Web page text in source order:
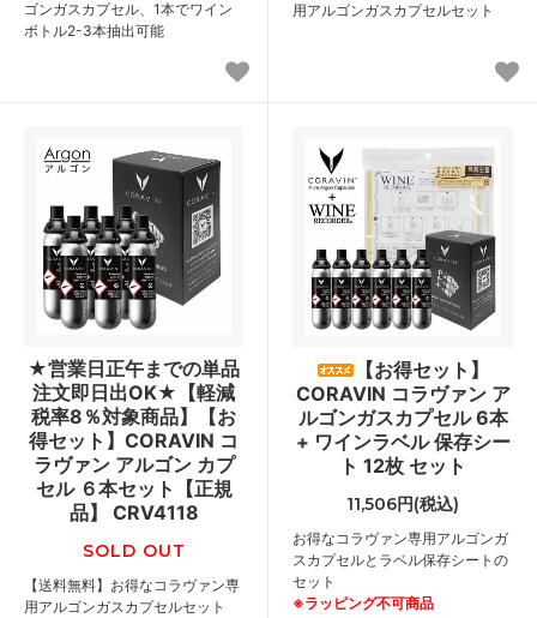
ゴンガスカプセル、1本でワイン
ボトル2-3本抽出可能
用アルゴンガスカプセルセット
★営業日正午までの単品
注文即日出OK★【軽減
税率8％対象商品】【お
得セット】CORAVIN コ
ラヴァン アルゴン カプ
セル ６本セット【正規
品】 CRV4118
SOLD OUT
【送料無料】お得なコラヴァン専
用アルゴンガスカプセルセット
【お得セット】
CORAVIN コラヴァン ア
ルゴンガスカプセル 6本
+ ワインラベル 保存シー
ト 12枚 セット
11,506円(税込)
お得なコラヴァン専用アルゴンガ
スカプセルとラベル保存シートの
セット
※ラッピング不可商品